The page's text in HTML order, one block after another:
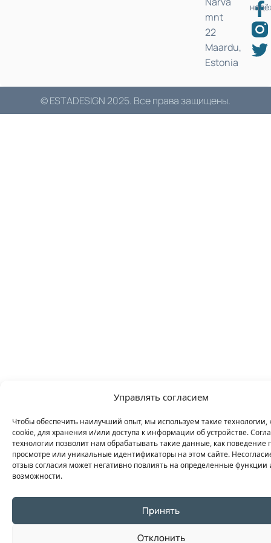
Управлять согласием
Чтобы обеспечить наилучший опыт, мы используем такие технологии,
cookie, для хранения и/или доступа к информации об устройстве.
технологии позволит нам обрабатывать такие данные, как поведение
просмотре или уникальные идентификаторы на этом сайте.
отзыв согласия может негативно повлиять на определенные функции
возможности.
Принять
Отклонить
mnt
22
Maardu,
Estonia
© ESTADESIGN 2025. Все права защищены.